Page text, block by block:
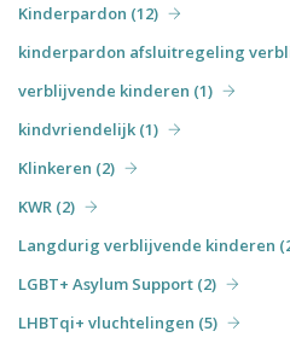
Kinderpardon (12)
kinderpardon afsluitregeling
verblijvende kinderen (1)
kindvriendelijk (1)
Klinkeren (2)
KWR (2)
Langdurig verblijvende kinderen
LGBT+ Asylum Support (2)
LHBTqi+ vluchtelingen (5)